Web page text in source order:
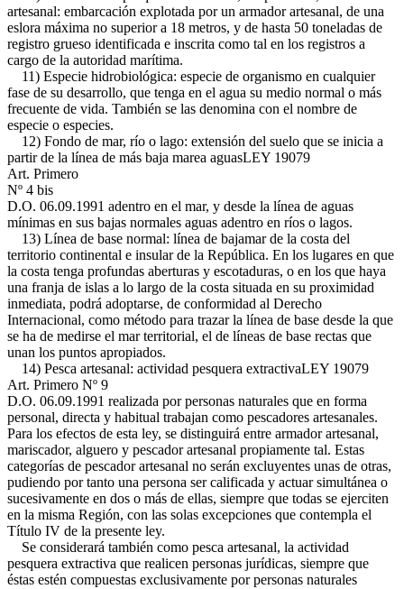
artesanal: embarcación explotada por un armador artesanal, de una
eslora máxima no superior a 18 metros, y de hasta 50 toneladas de
registro grueso identificada e inscrita como tal en los registros a
cargo de la autoridad marítima.
11) Especie hidrobiológica: especie de organismo en cualquier
fase de su desarrollo, que tenga en el agua su medio normal o más
frecuente de vida. También se las denomina con el nombre de
especie o especies.
12) Fondo de mar, río o lago: extensión del suelo que se inicia a
partir de la línea de más baja marea aguasLEY 19079
Art. Primero
Nº 4 bis
D.O. 06.09.1991 adentro en el mar, y desde la línea de aguas
mínimas en sus bajas normales aguas adentro en ríos o lagos.
13) Línea de base normal: línea de bajamar de la costa del
territorio continental e insular de la República. En los lugares en que
la costa tenga profundas aberturas y escotaduras, o en los que haya
una franja de islas a lo largo de la costa situada en su proximidad
inmediata, podrá adoptarse, de conformidad al Derecho
Internacional, como método para trazar la línea de base desde la que
se ha de medirse el mar territorial, el de líneas de base rectas que
unan los puntos apropiados.
14) Pesca artesanal: actividad pesquera extractivaLEY 19079
Art. Primero Nº 9
D.O. 06.09.1991 realizada por personas naturales que en forma
personal, directa y habitual trabajan como pescadores artesanales.
Para los efectos de esta ley, se distinguirá entre armador artesanal,
mariscador, alguero y pescador artesanal propiamente tal. Estas
categorías de pescador artesanal no serán excluyentes unas de otras,
pudiendo por tanto una persona ser calificada y actuar simultánea o
sucesivamente en dos o más de ellas, siempre que todas se ejerciten
en la misma Región, con las solas excepciones que contempla el
Título IV de la presente ley.
Se considerará también como pesca artesanal, la actividad
pesquera extractiva que realicen personas jurídicas, siempre que
éstas estén compuestas exclusivamente por personas naturales